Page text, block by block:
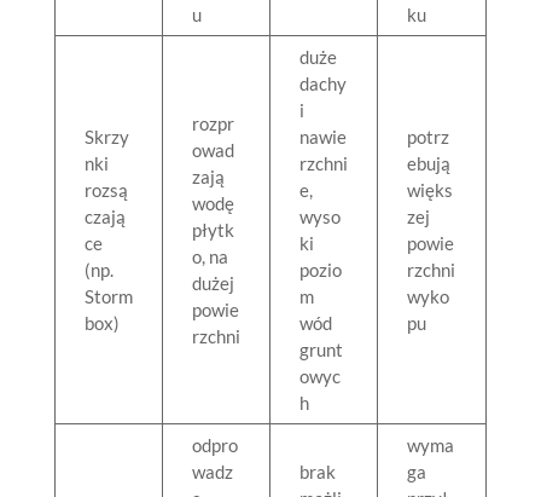
u
ku
Skrzy
nki
rozsą
czają
ce
(np.
Storm
box)
rozpr
owad
zają
wodę
płytk
o, na
dużej
powie
rzchni
duże
dachy
i
nawie
rzchni
e,
wyso
ki
pozio
m
wód
grunt
owyc
h
potrz
ebują
więks
zej
powie
rzchni
wyko
pu
odpro
wadz
brak
wyma
ga